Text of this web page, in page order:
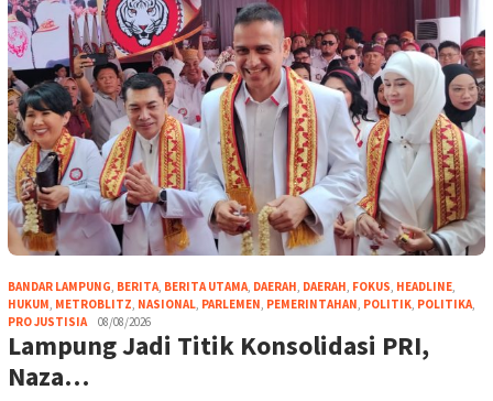
BANDAR LAMPUNG, BERITA, BERITA UTAMA, DAERAH, DAERAH, FOKUS, HEADLINE,
HUKUM, METROBLITZ, NASIONAL, PARLEMEN, PEMERINTAHAN, POLITIK, POLITIKA,
PRO JUSTISIA
08/08/2026
Lampung Jadi Titik Konsolidasi PRI,
Naza…